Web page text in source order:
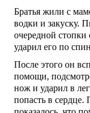
Братья жили с
водки и закуску.
очередной стопки
ударил его по
После этого он
помощи,
нож и ударил в
попасть в сердце.